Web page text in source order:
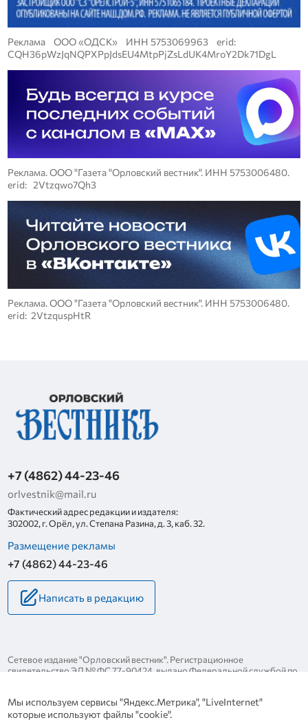
Реклама ООО «ОДСК» ИНН 5753069963 erid:
CQH36pWzJqNQPXPpJdsEU4MtpPjZsLdUK4MroY2Dk71DgL
Реклама. ООО "Газета "Орловский вестник". ИНН 5753006480.
erid: 2Vtzqwo7Qh3
Реклама. ООО "Газета "Орловский вестник". ИНН 5753006480.
erid: 2VtzquspHtR
+7 (4862) 44-23-46
orlvestnik@mail.ru
Фактический адрес редакции и издателя:
302002, г. Орёл, ул. Степана Разина, д. 3, каб. 32.
Размещение рекламы
+7 (4862) 44-23-46
Написать в редакцию
Сетевое издание "Орловский вестник". Регистрационное
свидетельство ЭЛ № ФС 77-90424, выдано Федеральной службой по
Политика конфиденциальности
Мы используем сервисы "Яндекс.Метрика", "LiveInternet"
которые используют файлы "cookie".